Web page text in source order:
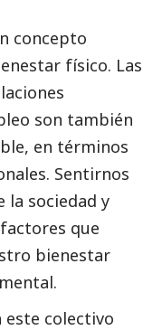
concepto
físico. Las
son también
en términos
Sentirnos
sociedad y
que
bienestar
colectivo